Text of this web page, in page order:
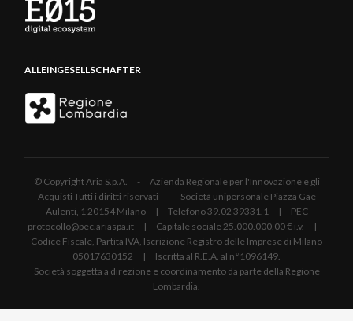
ALLEINGESELLSCHAFTER
© Copyright Aria S.p.A. - Azienda Regionale per l'Innovazione e gli
Acquisti Tutti i diritti riservati - Società unipersonale Piazza Gae
Aulenti, 1 20154 Milano | Telefono 39.02 39331.1 | PEC
protocollo@pec.ariaspa.it | Capitale sociale 25.000.000,00 € i.v. |
Codice Fiscale, Partita IVA, Iscrizione Registro delle Imprese di Milano
05017630152 | Iscritta al R.E.A. al n°1096149.
Società soggetta a direzione e coordinamento da parte della Regione
Lombardia.